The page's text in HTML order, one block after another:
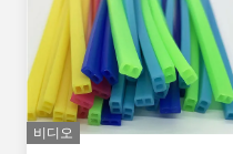
비디오